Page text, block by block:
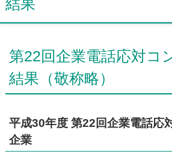
結果
第22回企業電話応対コ
結果（敬称略）
平成30年度 第22回企業電話応
企業